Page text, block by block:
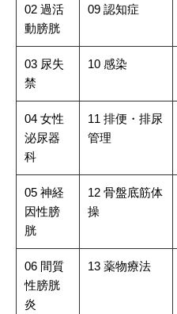
02 過活
動膀胱
09 認知症
03 尿失
禁
10 感染
04 女性
泌尿器
科
11 排便・排尿
管理
05 神経
因性膀
胱
12 骨盤底筋体
操
06 間質
性膀胱
炎
13 薬物療法